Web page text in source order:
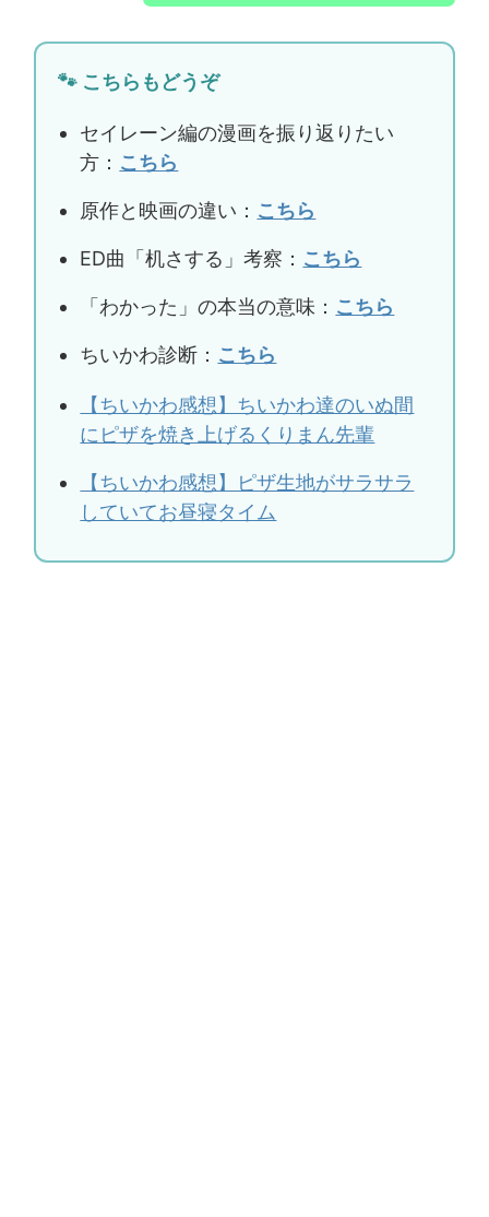
🐾 こちらもどうぞ
セイレーン編の漫画を振り返りたい
方： こちら
原作と映画の違い： こちら
ED曲「机さする」考察： こちら
「わかった」の本当の意味： こちら
ちいかわ診断： こちら
【ちいかわ感想】ちいかわ達のいぬ間
にピザを焼き上げるくりまん先輩
【ちいかわ感想】ピザ生地がサラサラ
していてお昼寝タイム